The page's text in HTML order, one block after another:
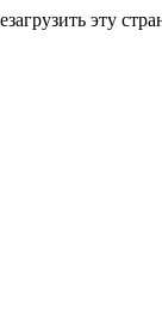
эту